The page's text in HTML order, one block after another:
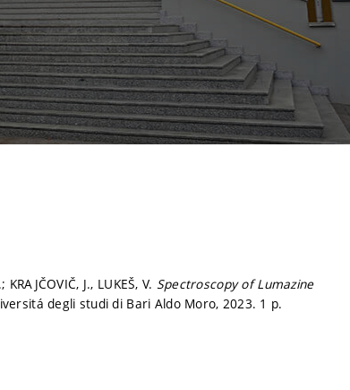
J., LUKEŠ, V. Spectroscopy of Lumazine
degli studi di Bari Aldo Moro, 2023. 1 p.